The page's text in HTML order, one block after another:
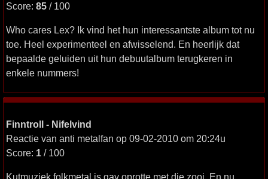
Score: 85 / 100
Who cares Lex? Ik vind het hun interessantste album tot nu
toe. Heel experimenteel en afwisselend. En heerlijk dat
bepaalde geluiden uit hun debuutalbum terugkeren in
enkele nummers!
Finntroll - Nifelvind
Reactie van anti metalfan op 09-02-2010 om 20:24u
Score: 1 / 100
Kutmuziek folkmetal is gay oprotte met die zooi. En nu